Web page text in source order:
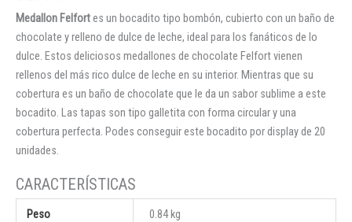
Medallon Felfortes un bocadito tipo bombón, cubierto con un baño de
chocolate y relleno de dulce de leche, ideal para los fanáticos de lo
dulce. Estos deliciosos medallones de chocolate Felfort vienen
rellenos del más rico dulce de leche en su interior. Mientras que su
cobertura es un baño de chocolate que le da un sabor sublime a este
bocadito. Las tapas son tipo galletita con forma circular y una
cobertura perfecta. Podes conseguir este bocadito por display de 20
unidades.
Peso 0.84 kg